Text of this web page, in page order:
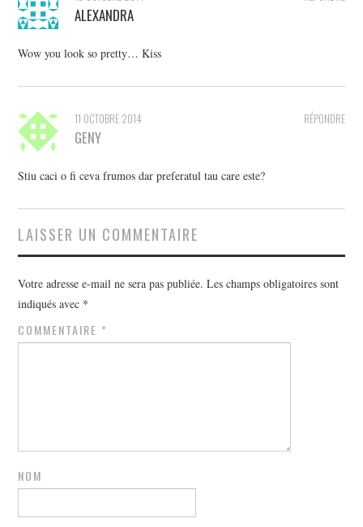
ALEXANDRA
Wow you look so pretty… Kiss
RÉPONDRE
11 OCTOBRE 2014
GENY
Stiu caci o fi ceva frumos dar preferatul tau care este?
LAISSER UN COMMENTAIRE
Votre adresse e-mail ne sera pas publiée. Les champs obligatoires sont
indiqués avec *
COMMENTAIRE *
NOM